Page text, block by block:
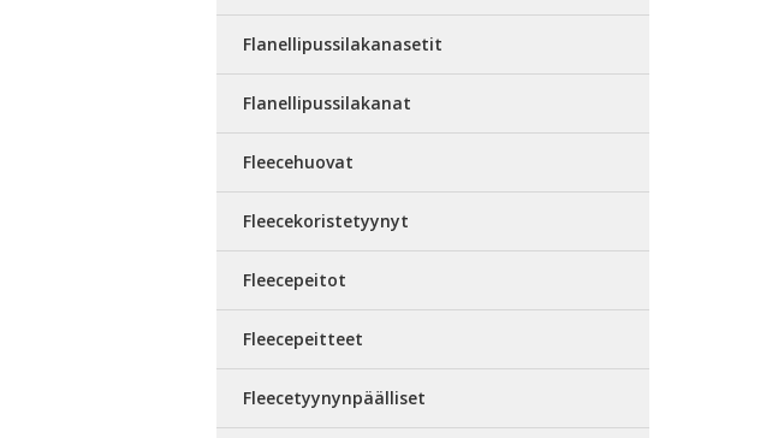
Flanellipussilakanasetit
Flanellipussilakanat
Fleecehuovat
Fleecekoristetyynyt
Fleecepeitot
Fleecepeitteet
Fleecetyynynpäälliset